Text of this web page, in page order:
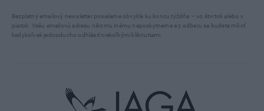
Bezplatný emailový newsletter posielame obvykle ku koncu týždňa – vo štvrtok alebo v
piatok. Vašu emailovú adresu nikomu inému neposkytneme a z odberu sa budete môcť
kedykoľvek jednoducho odhlásiť niekoľkými kliknutiami.